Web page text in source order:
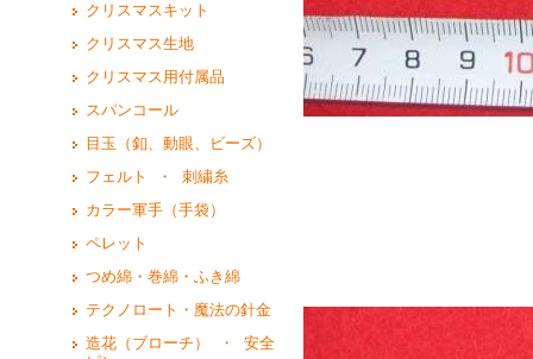
クリスマスキット
クリスマス生地
クリスマス用付属品
スパンコール
目玉（釦、動眼、ビーズ）
フェルト ・ 刺繍糸
カラー軍手（手袋）
ペレット
つめ綿・巻綿・ふき綿
テクノロート・魔法の針金
造花（ブローチ） ・ 安全